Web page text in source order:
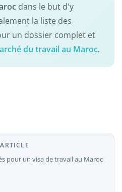
dans le but d'y
la liste des
un dossier complet et
du travail au Maroc.
pour un visa de travail au Maroc